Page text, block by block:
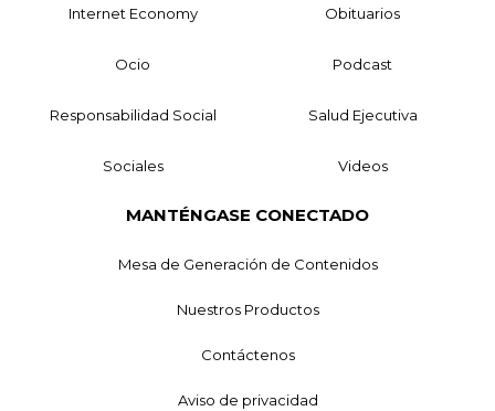
Internet Economy Obituarios
Ocio Podcast
Responsabilidad Social Salud Ejecutiva
Sociales Videos
MANTÉNGASE CONECTADO
Mesa de Generación de Contenidos
Nuestros Productos
Contáctenos
Aviso de privacidad